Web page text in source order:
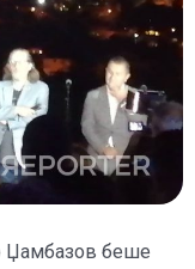
Џамбазов беше